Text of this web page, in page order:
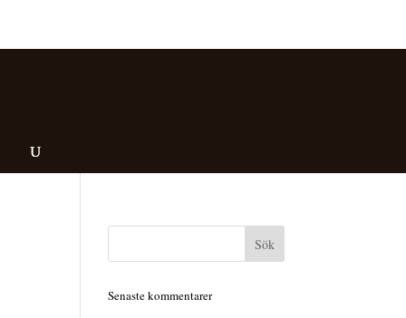
Senaste kommentarer